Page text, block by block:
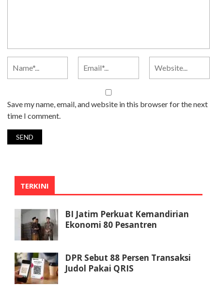
Save my name, email, and website in this browser for the next
time I comment.
TERKINI
BI Jatim Perkuat Kemandirian
Ekonomi 80 Pesantren
DPR Sebut 88 Persen Transaksi
Judol Pakai QRIS